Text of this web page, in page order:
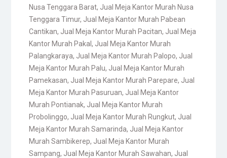
Nusa Tenggara Barat, Jual Meja Kantor Murah Nusa
Tenggara Timur, Jual Meja Kantor Murah Pabean
Cantikan, Jual Meja Kantor Murah Pacitan, Jual Meja
Kantor Murah Pakal , Jual Meja Kantor Murah
Palangkaraya, Jual Meja Kantor Murah Palopo, Jual
Meja Kantor Murah Palu, Jual Meja Kantor Murah
Pamekasan, Jual Meja Kantor Murah Parepare, Jual
Meja Kantor Murah Pasuruan, Jual Meja Kantor
Murah Pontianak, Jual Meja Kantor Murah
Probolinggo, Jual Meja Kantor Murah Rungkut, Jual
Meja Kantor Murah Samarinda, Jual Meja Kantor
Murah Sambikerep, Jual Meja Kantor Murah
Sampang, Jual Meja Kantor Murah Sawahan, Jual